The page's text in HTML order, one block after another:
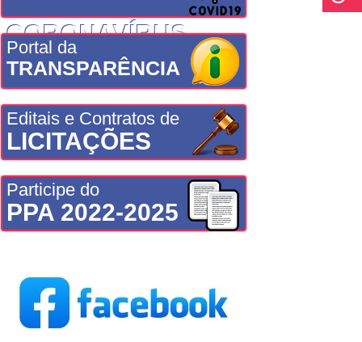
CORONAVÍRUS
Portal da
TRANSPARÊNCIA
Editais e Contratos de
LICITAÇÕES
Participe do
PPA 2022-2025